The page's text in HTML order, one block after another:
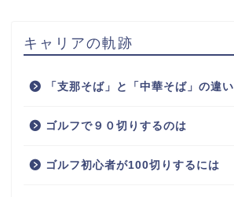
キャリアの軌跡
「支那そば」と「中華そば」の違い
ゴルフで９０切りするのは
ゴルフ初心者が100切りするには